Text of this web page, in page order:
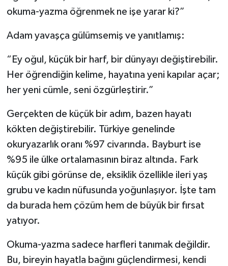
okuma-yazma öğrenmek ne işe yarar ki?”
Adam yavaşça gülümsemiş ve yanıtlamış:
“Ey oğul, küçük bir harf, bir dünyayı değiştirebilir.
Her öğrendiğin kelime, hayatına yeni kapılar açar;
her yeni cümle, seni özgürleştirir.”
Gerçekten de küçük bir adım, bazen hayatı
kökten değiştirebilir. Türkiye genelinde
okuryazarlık oranı %97 civarında. Bayburt ise
%95 ile ülke ortalamasının biraz altında. Fark
küçük gibi görünse de, eksiklik özellikle ileri yaş
grubu ve kadın nüfusunda yoğunlaşıyor. İşte tam
da burada hem çözüm hem de büyük bir fırsat
yatıyor.
Okuma-yazma sadece harfleri tanımak değildir.
Bu, bireyin hayatla bağını güçlendirmesi, kendi